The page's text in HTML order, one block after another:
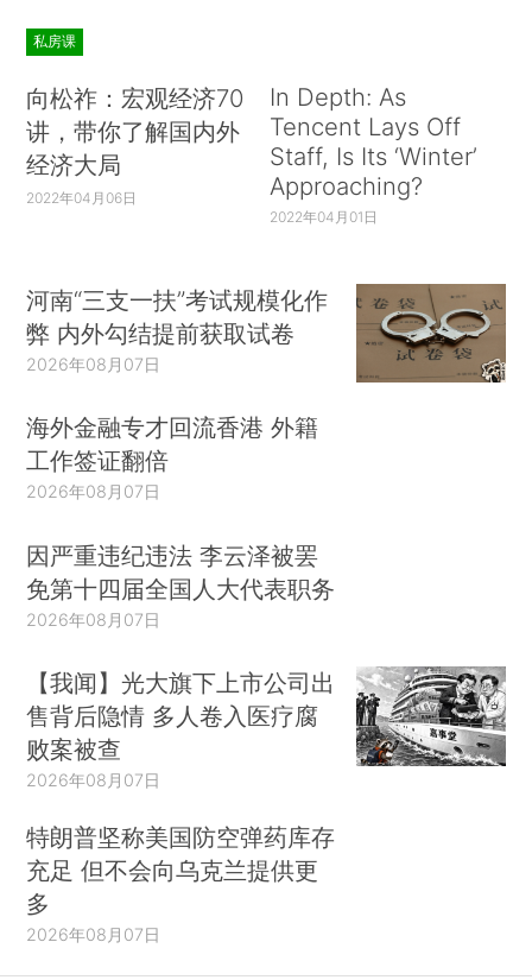
私房课
向松祚：宏观经济70
讲，带你了解国内外
经济大局
2022年04月06日
In Depth: As
Tencent Lays Off
Staff, Is Its ‘Winter’
Approaching?
2022年04月01日
河南“三支一扶”考试规模化作
弊 内外勾结提前获取试卷
2026年08月07日
海外金融专才回流香港 外籍
工作签证翻倍
2026年08月07日
因严重违纪违法 李云泽被罢
免第十四届全国人大代表职务
2026年08月07日
【我闻】光大旗下上市公司出
售背后隐情 多人卷入医疗腐
败案被查
2026年08月07日
特朗普坚称美国防空弹药库存
充足 但不会向乌克兰提供更
多
2026年08月07日